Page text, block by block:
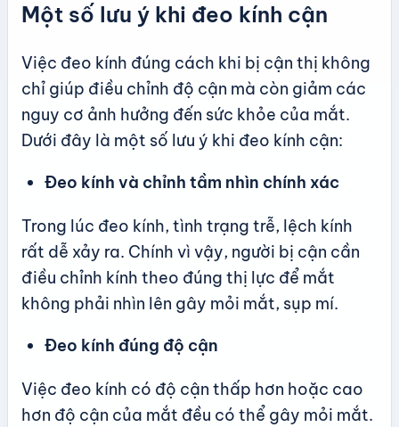
Một số lưu ý khi đeo kính cận
Việc đeo kính đúng cách khi bị cận thị không
chỉ giúp điều chỉnh độ cận mà còn giảm các
nguy cơ ảnh hưởng đến sức khỏe của mắt.
Dưới đây là một số lưu ý khi đeo kính cận:
Đeo kính và chỉnh tầm nhìn chính xác
Trong lúc đeo kính, tình trạng trễ, lệch kính
rất dễ xảy ra. Chính vì vậy, người bị cận cần
điều chỉnh kính theo đúng thị lực để mắt
không phải nhìn lên gây mỏi mắt, sụp mí.
Đeo kính đúng độ cận
Việc đeo kính có độ cận thấp hơn hoặc cao
hơn độ cận của mắt đều có thể gây mỏi mắt.